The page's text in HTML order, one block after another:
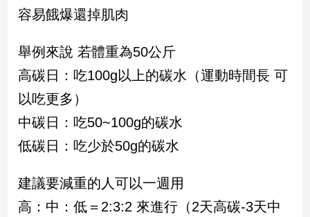
子/
感
藝
術
／
文
創
／
電
薦
科
容易餓爆還掉肌肉
舉例來說 若體重為50公斤
高碳日：吃100g以上的碳水（運動時間長 可
以吃更多）
中碳日：吃50~100g的碳水
低碳日：吃少於50g的碳水
建議要減重的人可以一週用
高：中：低＝2:3:2 來進行（2天高碳-3天中